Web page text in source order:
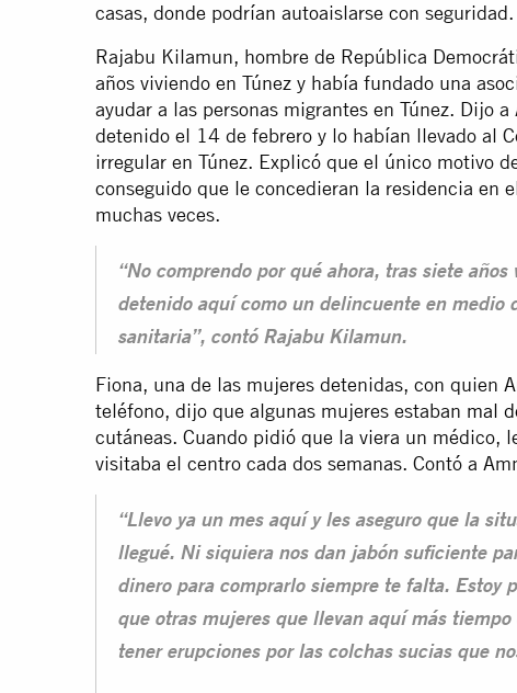
casas, donde podrían autoaislarse con seguridad.
Rajabu Kilamun, hombre de República
años viviendo en Túnez y había fundado una
ayudar a las personas migrantes en Túnez. Dijo
detenido el 14 de febrero y lo habían llevado al
irregular en Túnez. Explicó que el único motivo
conseguido que le concedieran la residencia en
muchas veces.
“No comprendo por qué ahora, tras siete
detenido aquí como un delincuente en medio
sanitaria”, contó Rajabu Kilamun.
Fiona, una de las mujeres detenidas, con quien
teléfono, dijo que algunas mujeres estaban mal
cutáneas. Cuando pidió que la viera un médico,
visitaba el centro cada dos semanas. Contó a
“Llevo ya un mes aquí y les aseguro que la
llegué. Ni siquiera nos dan jabón suficiente
dinero para comprarlo siempre te falta. Estoy
que otras mujeres que llevan aquí más
tener erupciones por las colchas sucias que